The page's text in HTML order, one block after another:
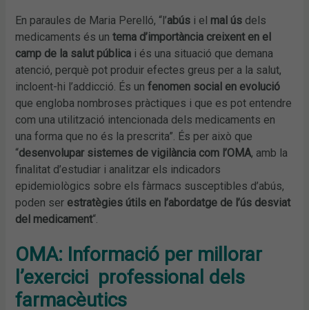
En paraules de Maria Perelló, “l’abús i el mal ús dels
medicaments és untema d’importància creixent en el
camp de la salut pública i és una situació que demana
atenció, perquè pot produir efectes greus per a la salut,
incloent-hi l’addicció. És unfenomen social en evolució
que engloba nombroses pràctiques i que es pot entendre
com una utilització intencionada dels medicaments en
una forma que no és la prescrita”. És per això que
“desenvolupar sistemes de vigilància com l’OMA, amb la
finalitat d’estudiar i analitzar els indicadors
epidemiològics sobre els fàrmacs susceptibles d’abús,
poden ser estratègies útils en l’abordatge de l’ús desviat
del medicament“.
OMA: Informació per millorar
l’exercici professional dels
farmacèutics